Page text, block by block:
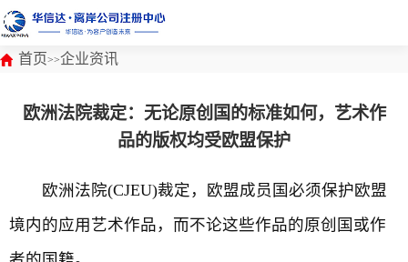
首页>>企业资讯
欧洲法院裁定：无论原创国的标准如何，艺术作
品的版权均受欧盟保护
欧洲法院(CJEU)裁定，欧盟成员国必须保护欧盟
境内的应用艺术作品，而不论这些作品的原创国或作